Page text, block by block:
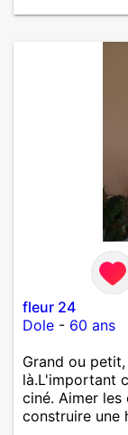
fleur 24
Dole - 60 ans
Grand ou
là.L'important
ciné. Aimer
construire une